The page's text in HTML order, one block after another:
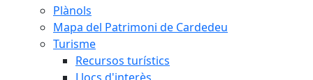
Plànols
Mapa del Patrimoni de Cardedeu
Turisme
Recursos turístics